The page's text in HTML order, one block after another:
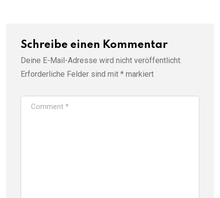
Schreibe einen Kommentar
Deine E-Mail-Adresse wird nicht veröffentlicht.
Erforderliche Felder sind mit * markiert